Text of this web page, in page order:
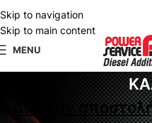
Skip to navigation
Skip to main content
MENU
Δωρεάν